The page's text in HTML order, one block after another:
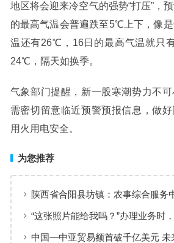
地区将会迎来冷空气的强势“打压”，
的最高气温会普遍跌至5℃上下，像
温还有26℃，16日的最高气温就只
24℃，隔天如换季。
气象部门提醒，新一股寒潮势力不
需密切留意临近预警预报信息，做
用火用电安全。
为您推荐
陕西省合阳县坊镇：农事综合服务
上“金翅膀”
“这张照片能给我吗？”办理业务时
求……
中国—中亚贸易额首破千亿美元 未